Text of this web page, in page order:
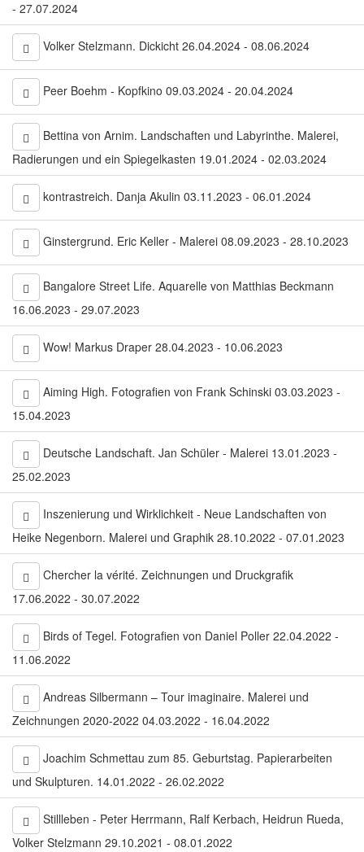
- 27.07.2024
Volker Stelzmann. Dickicht 26.04.2024 - 08.06.2024
Peer Boehm - Kopfkino 09.03.2024 - 20.04.2024
Bettina von Arnim. Landschaften und Labyrinthe. Malerei,
Radierungen und ein Spiegelkasten 19.01.2024 - 02.03.2024
kontrastreich. Danja Akulin 03.11.2023 - 06.01.2024
Ginstergrund. Eric Keller - Malerei 08.09.2023 - 28.10.2023
Bangalore Street Life. Aquarelle von Matthias Beckmann
16.06.2023 - 29.07.2023
Wow! Markus Draper 28.04.2023 - 10.06.2023
Aiming High. Fotografien von Frank Schinski 03.03.2023 -
15.04.2023
Deutsche Landschaft. Jan Schüler - Malerei 13.01.2023 -
25.02.2023
Inszenierung und Wirklichkeit - Neue Landschaften von
Heike Negenborn. Malerei und Graphik 28.10.2022 - 07.01.2023
Chercher la vérité. Zeichnungen und Druckgrafik
17.06.2022 - 30.07.2022
Birds of Tegel. Fotografien von Daniel Poller 22.04.2022 -
11.06.2022
Andreas Silbermann – Tour imaginaire. Malerei und
Zeichnungen 2020-2022 04.03.2022 - 16.04.2022
Joachim Schmettau zum 85. Geburtstag. Papierarbeiten
und Skulpturen. 14.01.2022 - 26.02.2022
Stillleben - Peter Herrmann, Ralf Kerbach, Heidrun Rueda,
Volker Stelzmann 29.10.2021 - 08.01.2022